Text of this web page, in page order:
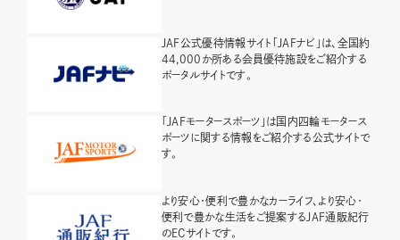
JAF公式優待情報サイト「JAFナビ」は、全国約
44,000か所ある会員優待施設をご紹介する
ポータルサイトです。
「JAFモータースポーツ」は国内四輪モータース
ポーツに関する情報をご紹介する公式サイトで
す。
より安心・便利で豊かなカーライフ、より安心・
便利で豊かな生活をご提案するJAF通販紀行
のECサイトです。